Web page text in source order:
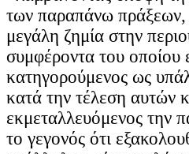
των παραπάνω πράξεων,
μεγάλη ζημία στην
συμφέροντα του οποίου
κατηγορούμενος ως
κατά την τέλεση αυτών
εκμεταλλευόμενος την
το γεγονός ότι